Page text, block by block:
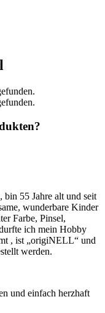
55 Jahre alt und seit
wunderbare Kinder
Farbe, Pinsel,
ich mein Hobby
, ist „origiNELL“ und
werden.
und einfach herzhaft